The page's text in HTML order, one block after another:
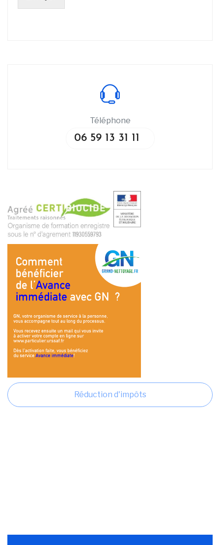
Téléphone
06 59 13 31 11
Réduction d'impôts